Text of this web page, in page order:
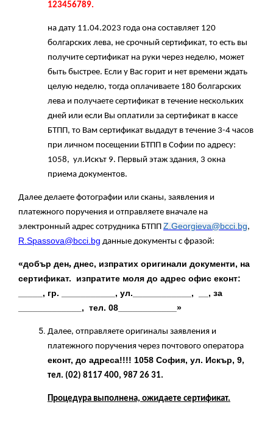
123456789.
на дату 11.04.2023 года она составляет 120
болгарских лева, не срочный сертификат, то есть вы
получите сертификат на руки через неделю, может
быть быстрее. Если у Вас горит и нет времени ждать
целую неделю, тогда оплачиваете 180 болгарских
лева и получаете сертификат в течение нескольких
дней или если Вы оплатили за сертификат в кассе
БТПП, то Вам сертификат выдадут в течение 3-4 часов
при личном посещении БТПП в Софии по адресу:
1058, ул.Искът 9. Первый этаж здания, 3 окна
приема документов.
Далее делаете фотографии или сканы, заявления и
платежного поручения и отправляете вначале на
электронный адрес сотрудника БТПП Z.Georgieva@bcci.bg,
R.Spassova@bcci.bg данные документы с фразой:
«добър ден, днес, изпратих оригинали документи, на
сертификат. изпратите моля до адрес офис еконт:
_____, гр. ___________, ул.____________, __, за
_____________, тел. 08____________»
Далее, отправляете оригиналы заявления и
платежного поручения через почтового оператора
еконт, до адреса!!!! 1058 София, ул. Искър, 9,
тел. (02) 8117 400, 987 26 31.
Процедура выполнена, ожидаете сертификат.